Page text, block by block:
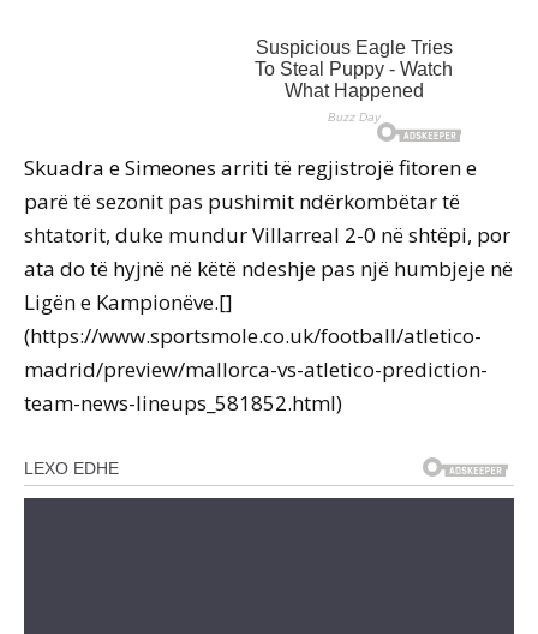
Skuadra e Simeones arriti të regjistrojë fitoren e
parë të sezonit pas pushimit ndërkombëtar të
shtatorit, duke mundur Villarreal 2-0 në shtëpi, por
ata do të hyjnë në këtë ndeshje pas një humbjeje në
Ligën e Kampionëve.[]
(https://www.sportsmole.co.uk/football/atletico-
madrid/preview/mallorca-vs-atletico-prediction-
team-news-lineups_581852.html)